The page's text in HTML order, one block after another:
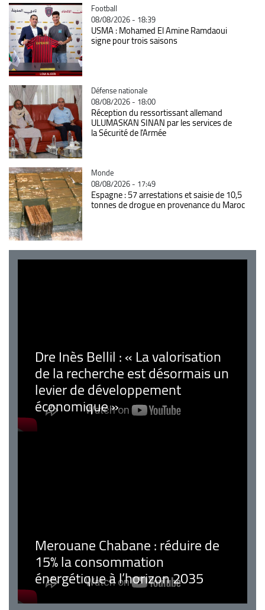
Catégorie
Football
08/08/2026 - 18:39
USMA : Mohamed El Amine Ramdaoui
signe pour trois saisons
Catégorie
Défense nationale
08/08/2026 - 18:00
Réception du ressortissant allemand
ULUMASKAN SINAN par les services de
la Sécurité de l’Armée
Catégorie
Monde
08/08/2026 - 17:49
Espagne : 57 arrestations et saisie de 10,5
tonnes de drogue en provenance du Maroc
Dre Inès Bellil : « La valorisation
de la recherche est désormais un
levier de développement
économique »
Merouane Chabane : réduire de
15% la consommation
énergétique à l’horizon 2035